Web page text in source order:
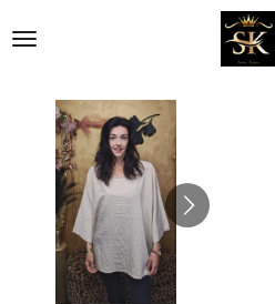
direct
hoofdinhoud